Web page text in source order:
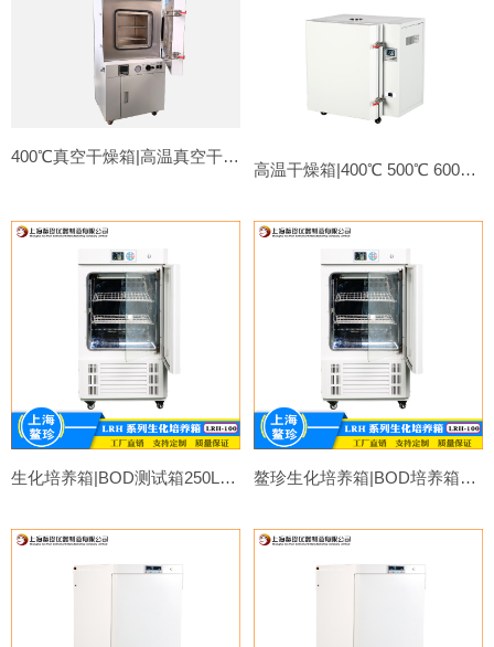
400℃真空干燥箱|高温真空干燥箱|可充氮气真空烘箱|支持定制
高温干燥箱|400℃ 500℃ 600℃|高温鼓风干燥箱|厂家直销|支持非标定制
生化培养箱|BOD测试箱250L恒温设备0~65℃厂家直销支持非标定制 鳌珍生化培养箱|BOD培养箱LRH150数显0~65℃培养箱支持非标定制